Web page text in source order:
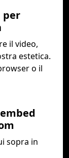
per
il video,
estetica.
o il
sopra in